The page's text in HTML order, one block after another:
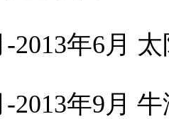
-2013年6月
-2013年9月